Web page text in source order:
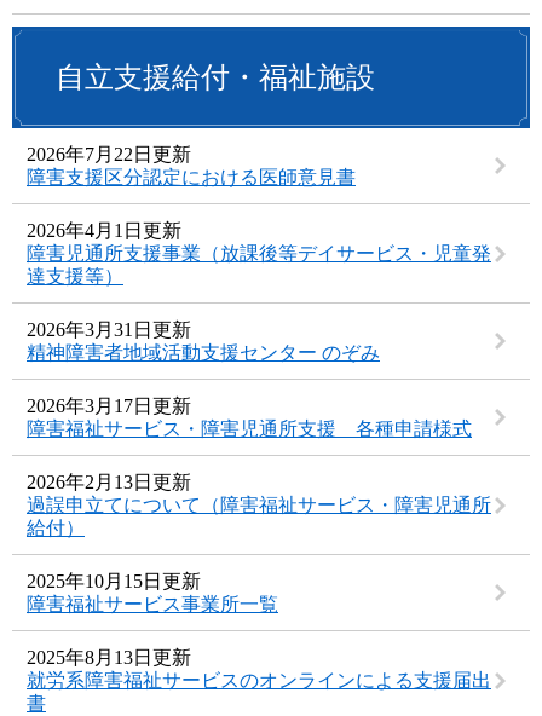
自立支援給付・福祉施設
2026年7月22日更新
障害支援区分認定における医師意見書
2026年4月1日更新
障害児通所支援事業（放課後等デイサービス・児童発
達支援等）
2026年3月31日更新
精神障害者地域活動支援センター のぞみ
2026年3月17日更新
障害福祉サービス・障害児通所支援 各種申請様式
2026年2月13日更新
過誤申立てについて（障害福祉サービス・障害児通所
給付）
2025年10月15日更新
障害福祉サービス事業所一覧
2025年8月13日更新
就労系障害福祉サービスのオンラインによる支援届出
書